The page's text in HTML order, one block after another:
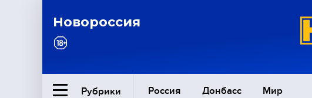
Новороссия
Рубрики Россия Донбасс Мир